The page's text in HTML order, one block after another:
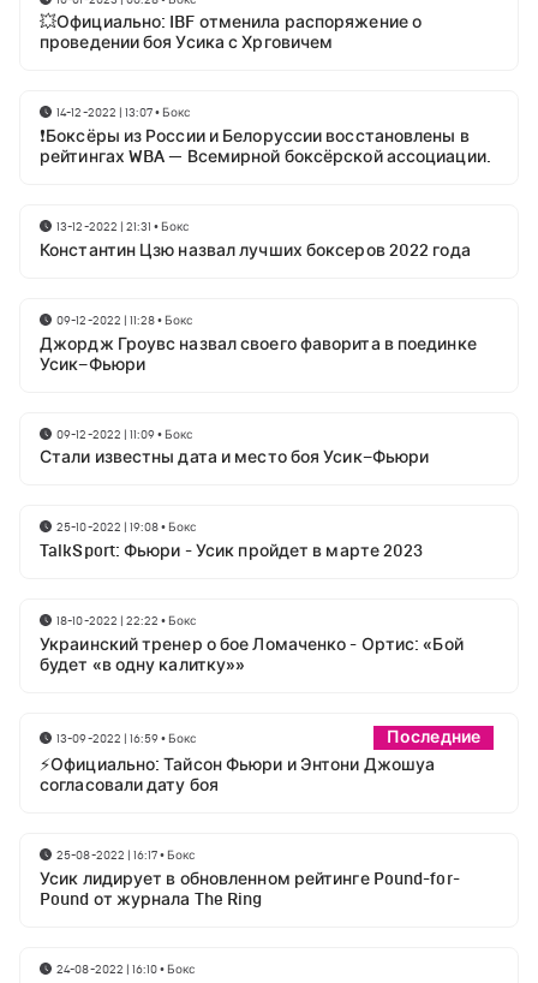
💥Официально: IBF отменила распоряжение о
проведении боя Усика с Хрговичем
14-12-2022 | 13:07• Бокс
❗Боксёры из России и Белоруссии восстановлены в
рейтингах WBA — Всемирной боксёрской ассоциации.
13-12-2022 | 21:31 • Бокс
Константин Цзю назвал лучших боксеров 2022 года
09-12-2022 | 11:28• Бокс
Джордж Гроувс назвал своего фаворита в поединке
Усик–Фьюри
09-12-2022 | 11:09• Бокс
Стали известны дата и место боя Усик–Фьюри
25-10-2022 | 19:08• Бокс
TalkSport: Фьюри - Усик пройдет в марте 2023
18-10-2022 | 22:22 • Бокс
Украинский тренер о бое Ломаченко - Ортис: «Бой
будет «в одну калитку»»
13-09-2022 | 16:59• Бокс
Последние
⚡Официально: Тайсон Фьюри и Энтони Джошуа
согласовали дату боя
25-08-2022 | 16:17• Бокс
Усик лидирует в обновленном рейтинге Pound-for-
Pound от журнала The Ring
24-08-2022 | 16:10• Бокс